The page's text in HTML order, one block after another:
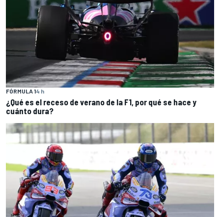
FÓRMULA 14 h
¿Qué es el receso de verano de la F1, por qué se hace y
cuánto dura?